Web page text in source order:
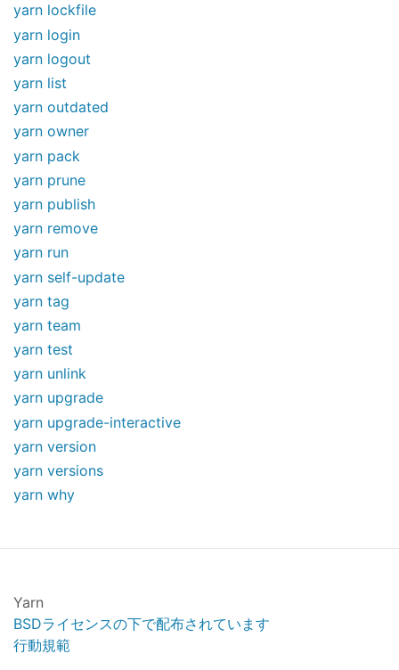
yarn lockfile
yarn login
yarn logout
yarn list
yarn outdated
yarn owner
yarn pack
yarn prune
yarn publish
yarn remove
yarn run
yarn self-update
yarn tag
yarn team
yarn test
yarn unlink
yarn upgrade
yarn upgrade-interactive
yarn version
yarn versions
yarn why
Yarn
BSDライセンスの下で配布されています
行動規範